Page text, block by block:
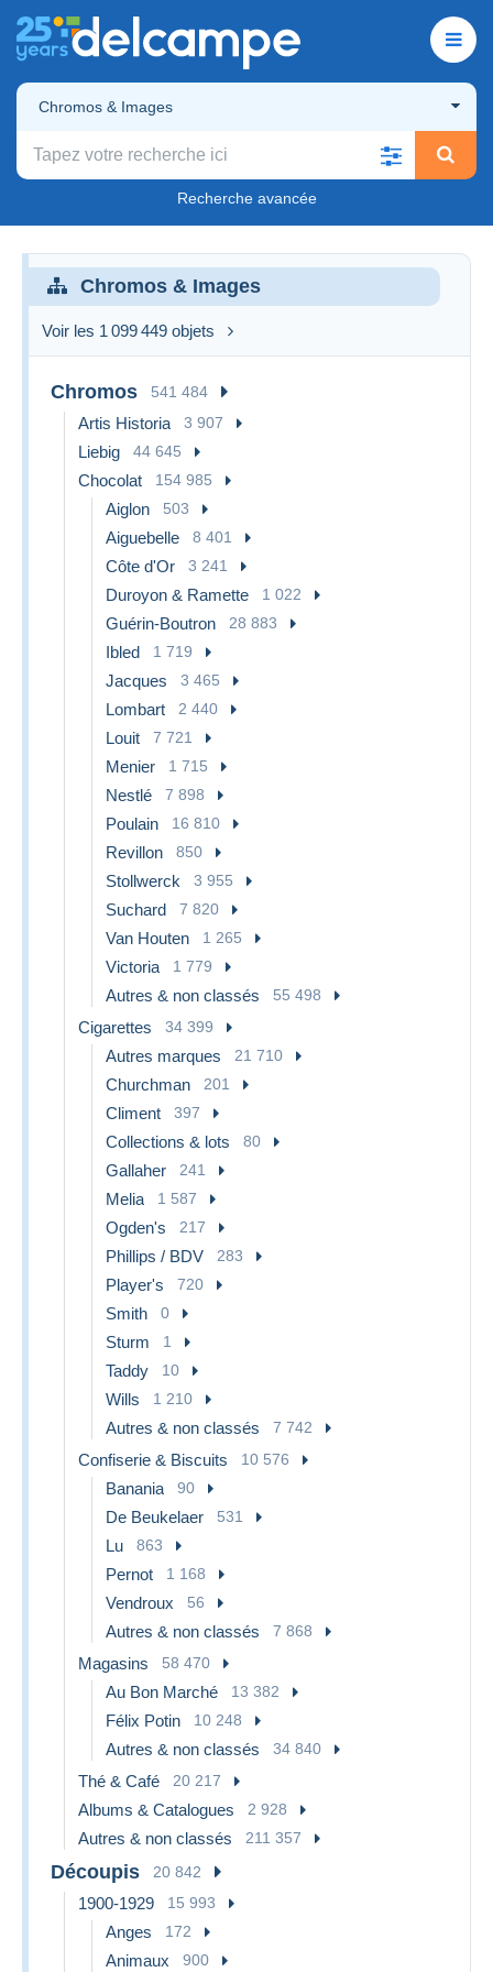
Chromos & Images
Recherche avancée
Chromos & Images
Voir les 1 099 449 objets
Chromos 541 484
Artis Historia 3 907
Liebig 44 645
Chocolat 154 985
Aiglon 503
Aiguebelle 8 401
Côte d'Or 3 241
Duroyon & Ramette 1 022
Guérin-Boutron 28 883
Ibled 1 719
Jacques 3 465
Lombart 2 440
Louit 7 721
Menier 1 715
Nestlé 7 898
Poulain 16 810
Revillon 850
Stollwerck 3 955
Suchard 7 820
Van Houten 1 265
Victoria 1 779
Autres & non classés 55 498
Cigarettes 34 399
Autres marques 21 710
Churchman 201
Climent 397
Collections & lots 80
Gallaher 241
Melia 1 587
Ogden's 217
Phillips / BDV 283
Player's 720
Smith 0
Sturm 1
Taddy 10
Wills 1 210
Autres & non classés 7 742
Confiserie & Biscuits 10 576
Banania 90
De Beukelaer 531
Lu 863
Pernot 1 168
Vendroux 56
Autres & non classés 7 868
Magasins 58 470
Au Bon Marché 13 382
Félix Potin 10 248
Autres & non classés 34 840
Thé & Café 20 217
Albums & Catalogues 2 928
Autres & non classés 211 357
Découpis 20 842
1900-1929 15 993
Anges 172
Animaux 900